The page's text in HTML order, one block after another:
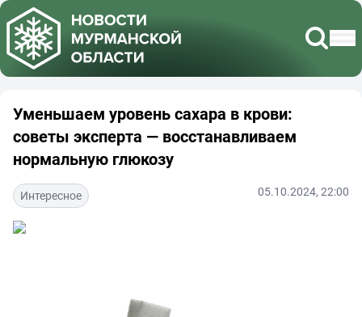
Уменьшаем уровень сахара в крови:
советы эксперта — восстанавливаем
нормальную глюкозу
Интересное 05.10.2024, 22:00